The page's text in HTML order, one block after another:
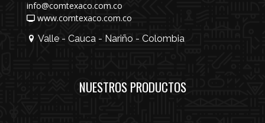
info@comtexaco.com.co
www.comtexaco.com.co
Valle - Cauca - Nariño - Colombia
NUESTROS PRODUCTOS